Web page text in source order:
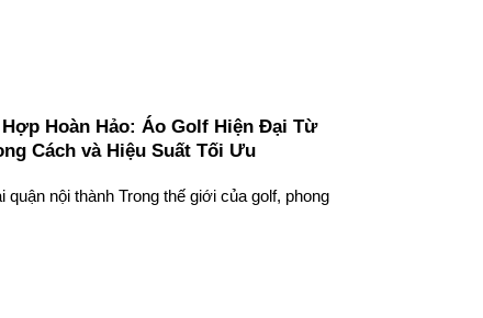
Hoàn Hảo: Áo Golf Hiện Đại Từ
Cách và Hiệu Suất Tối Ưu
quận nội thành Trong thế giới của golf, phong